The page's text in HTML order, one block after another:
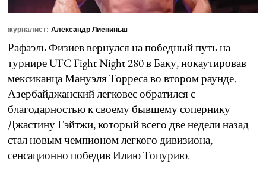
журналист: Александр Лиепиньш
Рафаэль Физиев вернулся на победный путь на
турнире UFC Fight Night 280 в Баку, нокаутировав
мексиканца Мануэля Торреса во втором раунде.
Азербайджанский легковес обратился с
благодарностью к своему бывшему сопернику
Джастину Гэйтжи, который всего две недели назад
стал новым чемпионом легкого дивизиона,
сенсационно победив Илию Топурию.